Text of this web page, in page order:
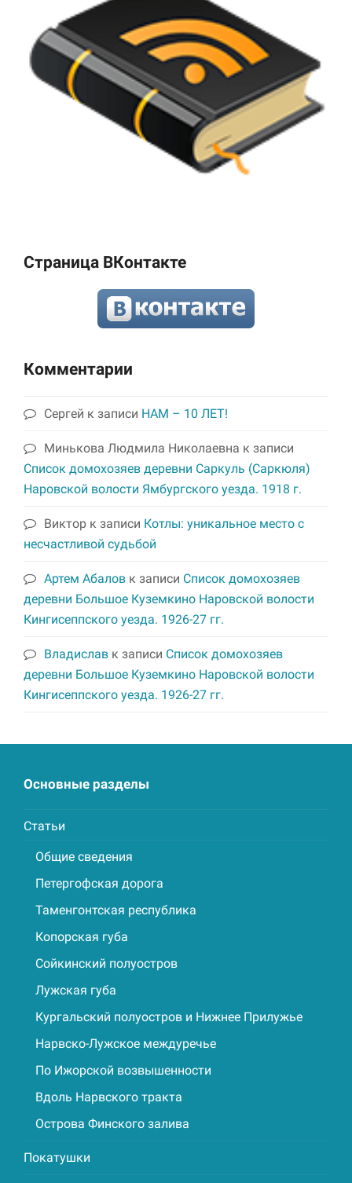
Страница ВКонтакте
Комментарии
Сергей к записи НАМ – 10 ЛЕТ!
Минькова Людмила Николаевна к записи
Список домохозяев деревни Саркуль (Саркюля)
Наровской волости Ямбургского уезда. 1918 г.
Виктор к записи Котлы: уникальное место с
несчастливой судьбой
Артем Абалов к записи Список домохозяев
деревни Большое Куземкино Наровской волости
Кингисеппского уезда. 1926-27 гг.
Владислав к записи Список домохозяев
деревни Большое Куземкино Наровской волости
Кингисеппского уезда. 1926-27 гг.
Основные разделы
Статьи
Общие сведения
Петергофская дорога
Таменгонтская республика
Копорская губа
Сойкинский полуостров
Лужская губа
Кургальский полуостров и Нижнее Прилужье
Нарвско-Лужское междуречье
По Ижорской возвышенности
Вдоль Нарвского тракта
Острова Финского залива
Покатушки